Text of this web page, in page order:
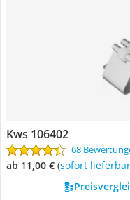
Kws 106402
68
ab 11,00 € ( Sofort lieferbar